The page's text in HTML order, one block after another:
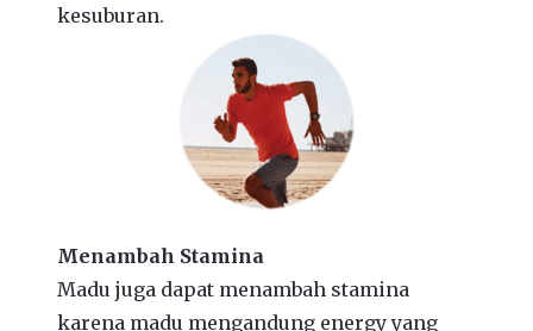
kesuburan.
Menambah Stamina
Madu juga dapat menambah stamina
karena madu mengandung energy yang